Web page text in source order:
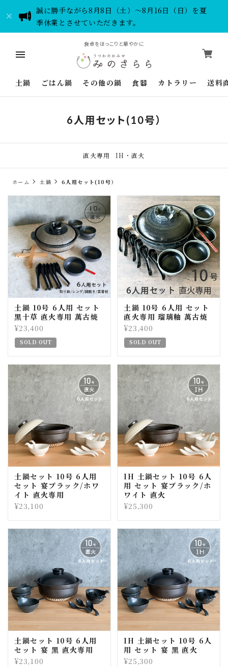
誠に勝手ながら8月8日（土）～8月16日（日）を夏
季休業とさせていただきます。
食卓をほっこりと華やかに
土鍋 ごはん鍋 その他の鍋 食器 カトラリー 送料
6人用セット(10号）
直火専用 IH・直火
ホーム 土鍋 6人用セット(10号）
土鍋 10号 6人用 セット
黒十草 直火専用 萬古焼
¥23,400
SOLD OUT
土鍋 10号 6人用 セット
直火専用 瑠璃釉 萬古焼
¥23,400
SOLD OUT
土鍋セット 10号 6人用
セット 宴ブラック/ホワ
イト 直火専用
¥23,100
IH 土鍋セット 10号 6人
用 セット 宴ブラック/ホ
ワイト 直火
¥25,300
土鍋セット 10号 6人用
セット 宴 黒 直火専用
¥23,100
IH 土鍋セット 10号 6人
用 セット 宴 黒 直火
¥25,300